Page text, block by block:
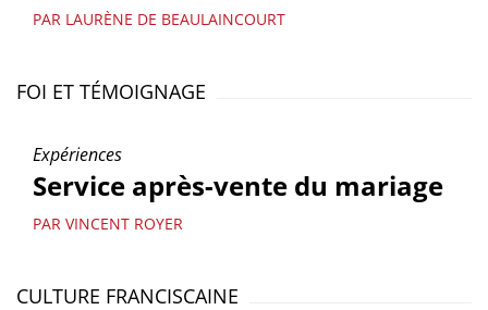
PAR LAURÈNE DE BEAULAINCOURT
FOI ET TÉMOIGNAGE
Expériences
Service après-vente du mariage
PAR VINCENT ROYER
CULTURE FRANCISCAINE